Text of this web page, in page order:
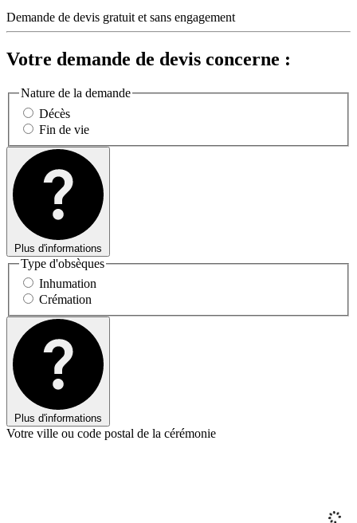
Demande de devis gratuit et sans engagement
Votre demande de devis concerne :
Nature de la demande
Décès
Fin de vie
Plus d'informations
Type d'obsèques
Inhumation
Crémation
Plus d'informations
Votre ville ou code postal de la cérémonie